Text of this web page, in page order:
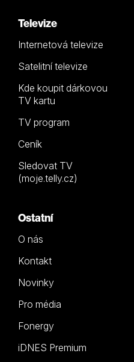
Televize
Internetová televize
Satelitní televize
Kde koupit dárkovou
TV kartu
TV program
Ceník
Sledovat TV
(moje.telly.cz)
Ostatní
O nás
Kontakt
Novinky
Pro média
Fonergy
iDNES Premium